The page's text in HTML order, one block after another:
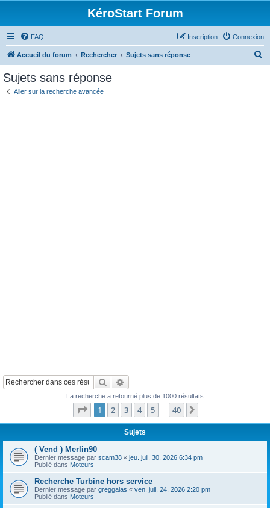
KéroStart Forum
FAQ Connexion
Inscription
Accueil du forum Rechercher Sujets sans réponse
Sujets sans réponse
Aller sur la recherche avancée
Rechercher
La recherche a retourné plus de 1000 résultats
Page 1sur40
1 2 3 4 5 40
Sujets
( Vend ) Merlin90
Dernier message par scam38 « jeu. juil. 30, 2026 6:34 pm
Publié dans Moteurs
Recherche Turbine hors service
Dernier message par greggalas « ven. juil. 24, 2026 2:20 pm
Publié dans Moteurs